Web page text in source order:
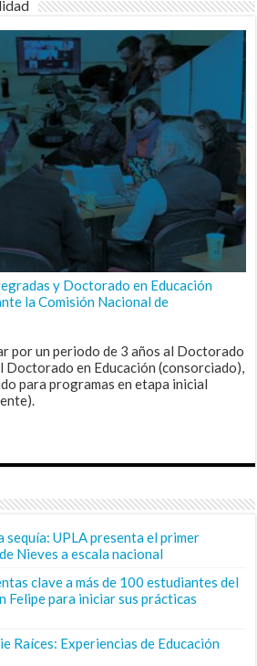
y Doctorado en Educación
la Comisión Nacional de
por un periodo de 3 años al Doctorado
en Educación (consorciado),
para programas en etapa inicial
sequía: UPLA presenta el primer
Nieves a escala nacional
clave a más de 100 estudiantes del
Felipe para iniciar sus prácticas
Raíces: Experiencias de Educación